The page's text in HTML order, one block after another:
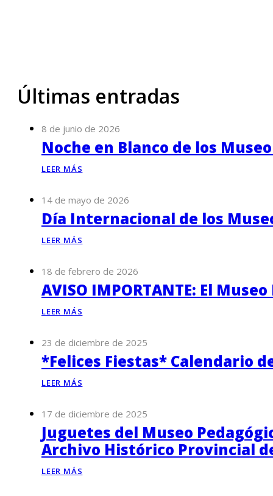
Últimas entradas
8 de junio de 2026
Noche en Blanco de los
LEER MÁS
14 de mayo de 2026
Día Internacional de los
LEER MÁS
18 de febrero de 2026
AVISO IMPORTANTE: El
LEER MÁS
23 de diciembre de 2025
*Felices Fiestas* Calendario
LEER MÁS
17 de diciembre de 2025
Juguetes del Museo
Archivo Histórico Provincial
LEER MÁS